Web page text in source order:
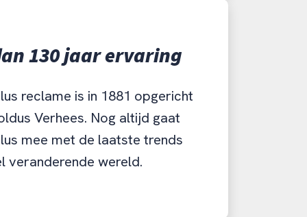
130 jaar ervaring
reclame is in 1881 opgericht
Verhees. Nog altijd gaat
mee met de laatste trends
veranderende wereld.